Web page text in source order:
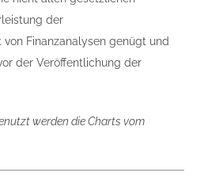
der
Finanzanalysen genügt und
der Veröffentlichung der
werden die Charts vom